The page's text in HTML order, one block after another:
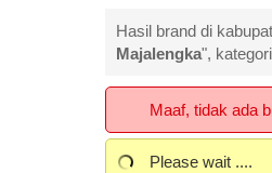
Hasil brand di
Majalengka",
Maaf, tidak ada
Please wait ....